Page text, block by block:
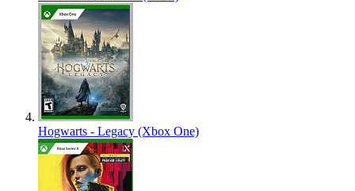
Hogwarts - Legacy (Xbox One)